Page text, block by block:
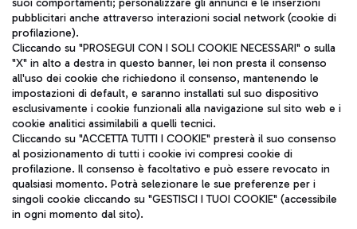
Aeroporti di Roma S.p.A. - Società soggetta a direzione e
coordinamento di Mundys S.p.A.
Codice fiscale e Registro delle Imprese di Roma 13032990155 P.
IVA 06572251004
Capitale sociale 62.224.743,00 int. vers.
Sede legale: Via Pier Paolo Racchetti 1 - 00054 Fiumicino (RM)
telefono +39 06 65951
suoi comportamenti; personalizzare gli annunci e le inserzioni
pubblicitari anche attraverso interazioni social network (cookie di
profilazione).
Cliccando su "PROSEGUI CON I SOLI COOKIE NECESSARI" o sulla
"X" in alto a destra in questo banner, lei non presta il consenso
all'uso dei cookie che richiedono il consenso, mantenendo le
impostazioni di default, e saranno installati sul suo dispositivo
esclusivamente i cookie funzionali alla navigazione sul sito web e i
cookie analitici assimilabili a quelli tecnici.
Cliccando su "ACCETTA TUTTI I COOKIE" presterà il suo consenso
al posizionamento di tutti i cookie ivi compresi cookie di
profilazione. Il consenso è facoltativo e può essere revocato in
qualsiasi momento. Potrà selezionare le sue preferenze per i
singoli cookie cliccando su "GESTISCI I TUOI COOKIE" (accessibile
in ogni momento dal sito).